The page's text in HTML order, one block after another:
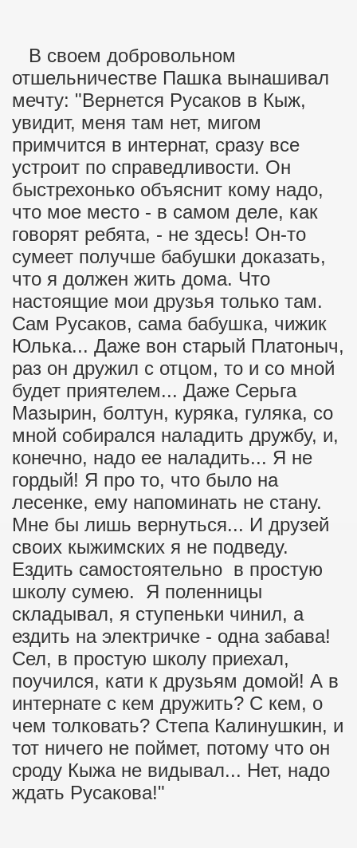
В своем добровольном
отшельничестве Пашка вынашивал
мечту: "Вернется Русаков в Кыж,
увидит, меня там нет, мигом
примчится в интернат, сразу все
устроит по справедливости. Он
быстрехонько объяснит кому надо,
что мое место - в самом деле, как
говорят ребята, - не здесь! Он-то
сумеет получше бабушки доказать,
что я должен жить дома. Что
настоящие мои друзья только там.
Сам Русаков, сама бабушка, чижик
Юлька... Даже вон старый Платоныч,
раз он дружил с отцом, то и со мной
будет приятелем... Даже Серьга
Мазырин, болтун, куряка, гуляка, со
мной собирался наладить дружбу, и,
конечно, надо ее наладить... Я не
гордый! Я про то, что было на
лесенке, ему напоминать не стану.
Мне бы лишь вернуться... И друзей
своих кыжимских я не подведу.
Ездить самостоятельно в простую
школу сумею. Я поленницы
складывал, я ступеньки чинил, а
ездить на электричке - одна забава!
Сел, в простую школу приехал,
поучился, кати к друзьям домой! А в
интернате с кем дружить? С кем, о
чем толковать? Степа Калинушкин, и
тот ничего не поймет, потому что он
сроду Кыжа не видывал... Нет, надо
ждать Русакова!"